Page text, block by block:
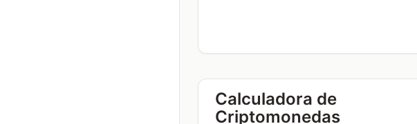
Calculadora de
Criptomonedas